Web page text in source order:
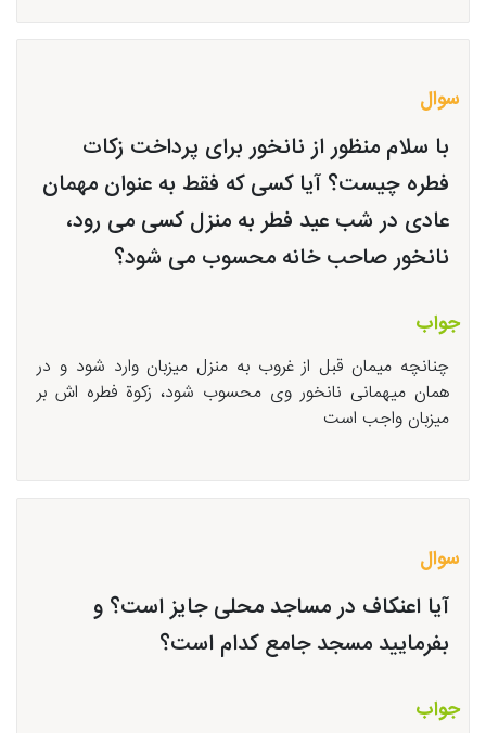
سوال
با سلام منظور از نانخور برای پرداخت زکات
فطره چیست؟ آیا کسی که فقط به عنوان مهمان
عادی در شب عید فطر به منزل کسی می رود،
نانخور صاحب خانه محسوب می شود؟
جواب
چنانچه میمان قبل از غروب به منزل میزبان وارد شود و در
همان میهمانی نانخور وی محسوب شود، زکوة فطره اش بر
میزبان واجب است
سوال
آیا اعنکاف در مساجد محلی جایز است؟ و
بفرمایید مسجد جامع کدام است؟
جواب